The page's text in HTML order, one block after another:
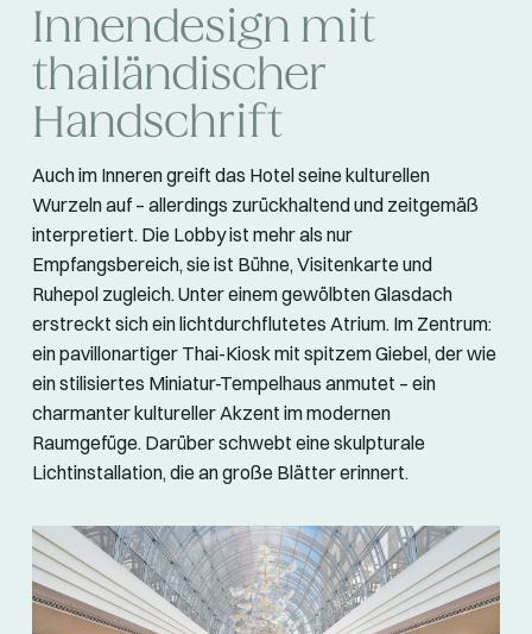
Innendesign mit
thailändischer
Handschrift
Auch im Inneren greift das Hotel seine kulturellen
Wurzeln auf – allerdings zurückhaltend und zeitgemäß
interpretiert. Die Lobby ist mehr als nur
Empfangsbereich, sie ist Bühne, Visitenkarte und
Ruhepol zugleich. Unter einem gewölbten Glasdach
erstreckt sich ein lichtdurchflutetes Atrium. Im Zentrum:
ein pavillonartiger Thai-Kiosk mit spitzem Giebel, der wie
ein stilisiertes Miniatur-Tempelhaus anmutet – ein
charmanter kultureller Akzent im modernen
Raumgefüge. Darüber schwebt eine skulpturale
Lichtinstallation, die an große Blätter erinnert.